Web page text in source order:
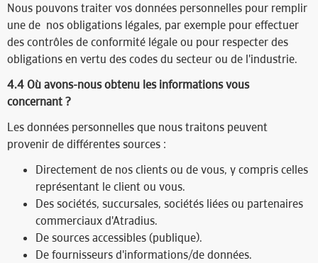
Nous pouvons traiter vos données personnelles pour remplir
une de nos obligations légales, par exemple pour effectuer
des contrôles de conformité légale ou pour respecter des
obligations en vertu des codes du secteur ou de l'industrie.
4.4 Où avons-nous obtenu les informations vous
concernant ?​
Les données personnelles que nous traitons peuvent
provenir de différentes sources :
Directement de nos clients ou de vous, y compris celles
représentant le client ou vous.
Des sociétés, succursales, sociétés liées ou partenaires
commerciaux d'Atradius.
De sources accessibles (publique).
De fournisseurs d'informations/de données.